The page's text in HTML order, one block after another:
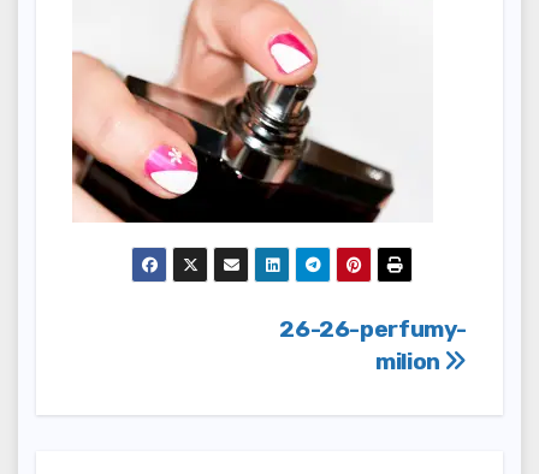
Nawigacja26-26-perfumy-
milion